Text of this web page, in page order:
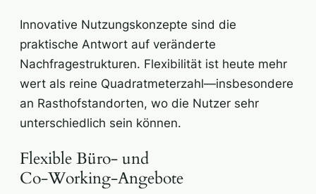
Innovative Nutzungskonzepte sind die
praktische Antwort auf veränderte
Nachfragestrukturen. Flexibilität ist heute mehr
wert als reine Quadratmeterzahl—insbesondere
an Rasthofstandorten, wo die Nutzer sehr
unterschiedlich sein können.
Flexible Büro- und
Co‑Working‑Angebote